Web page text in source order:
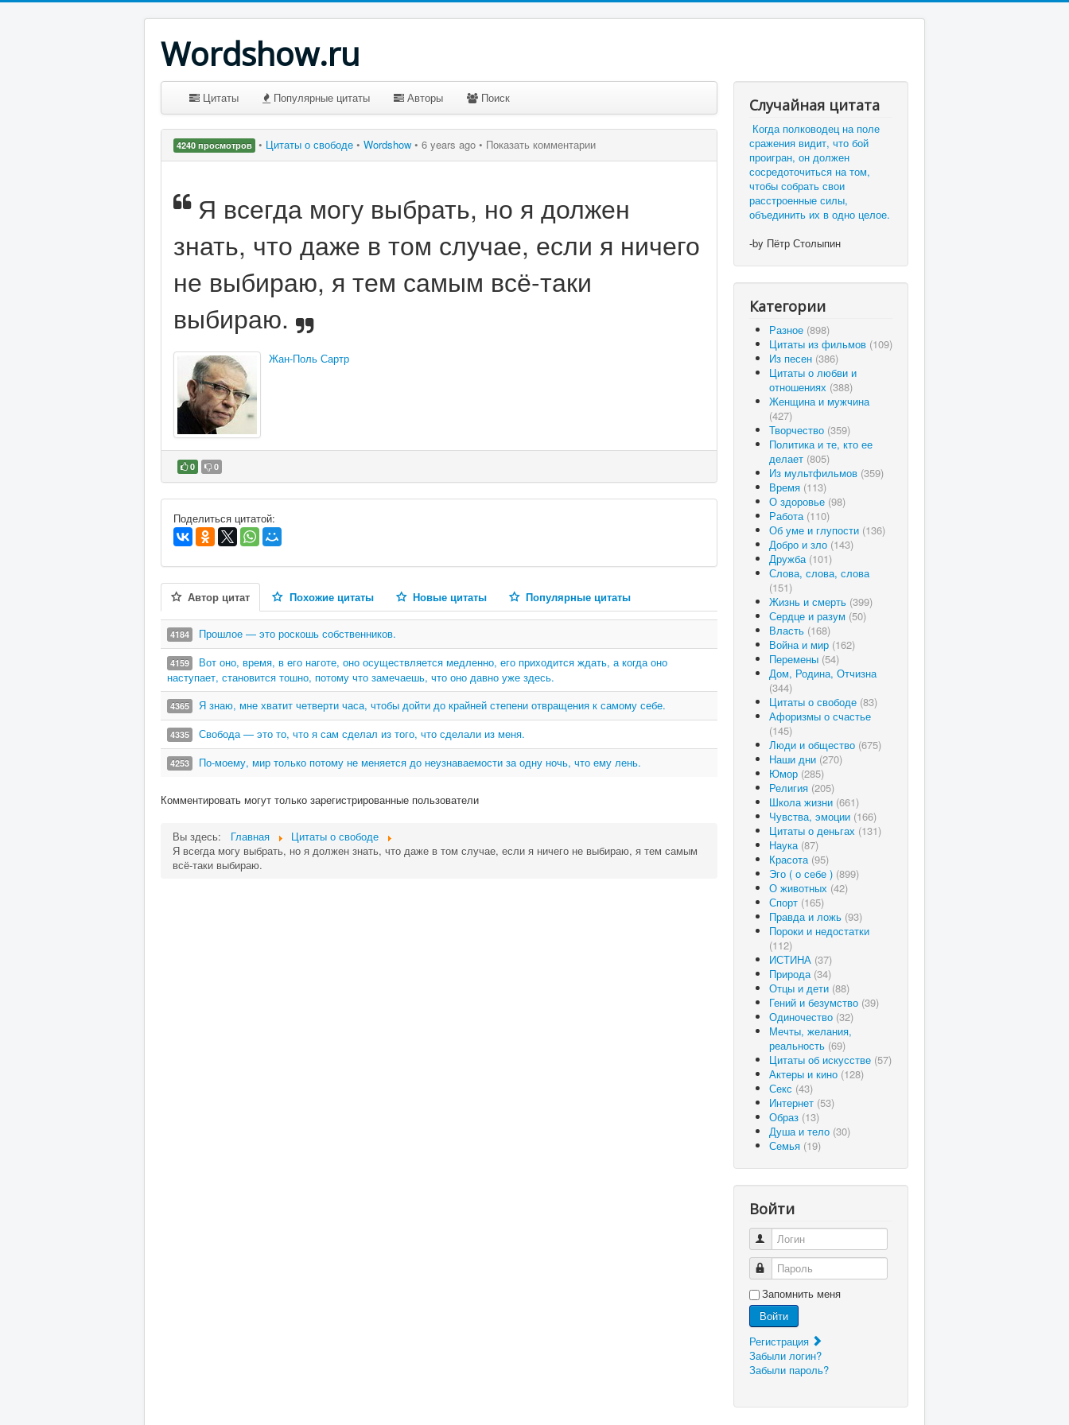
Wordshow.ru
Цитаты Популярные цитаты Авторы Поиск
4240 просмотров • Цитаты о свободе • Wordshow • 6 years ago • Показать комментарии
Я всегда могу выбрать, но я должен
знать, что даже в том случае, если я ничего
не выбираю, я тем самым всё-таки
выбираю.
Жан-Поль Сартр
0 0
В избранное
Поделиться цитатой:
Автор цитат Похожие цитаты Новые цитаты Популярные цитаты
4184 Прошлое — это роскошь собственников.
4159
Вот оно, время, в его наготе, оно осуществляется медленно, его приходится ждать, а когда оно
наступает, становится тошно, потому что замечаешь, что оно давно уже здесь.
4365 Я знаю, мне хватит четверти часа, чтобы дойти до крайней степени отвращения к самому себе.
4335 Свобода — это то, что я сам сделал из того, что сделали из меня.
4253 По-моему, мир только потому не меняется до неузнаваемости за одну ночь, что ему лень.
Комментировать могут только зарегистрированные пользователи
Вы здесь: Главная
Цитаты о свободе
Я всегда могу выбрать, но я должен знать, что даже в том случае, если я ничего не выбираю, я тем самым
всё-таки выбираю.
Случайная цитата
Когда полководец на поле
сражения видит, что бой
проигран, он должен
сосредоточиться на том,
чтобы собрать свои
расстроенные силы,
объединить их в одно целое.
-by Пётр Столыпин
Категории
Разное (898)
Цитаты из фильмов (109)
Из песен (386)
Цитаты о любви и
отношениях (388)
Женщина и мужчина
(427)
Творчество (359)
Политика и те, кто ее
делает (805)
Из мультфильмов (359)
Время (113)
О здоровье (98)
Работа (110)
Об уме и глупости (136)
Добро и зло (143)
Дружба (101)
Слова, слова, слова
(151)
Жизнь и смерть (399)
Сердце и разум (50)
Власть (168)
Война и мир (162)
Перемены (54)
Дом, Родина, Отчизна
(344)
Цитаты о свободе (83)
Афоризмы о счастье
(145)
Люди и общество (675)
Наши дни (270)
Юмор (285)
Религия (205)
Школа жизни (661)
Чувства, эмоции (166)
Цитаты о деньгах (131)
Наука (87)
Красота (95)
Эго ( о себе ) (899)
О животных (42)
Спорт (165)
Правда и ложь (93)
Пороки и недостатки
(112)
ИСТИНА (37)
Природа (34)
Отцы и дети (88)
Гений и безумство (39)
Одиночество (32)
Мечты, желания,
реальность (69)
Цитаты об искусстве (57)
Актеры и кино (128)
Секс (43)
Интернет (53)
Образ (13)
Душа и тело (30)
Семья (19)
Войти
Логин
Пароль
Запомнить меня
Войти
Регистрация
Забыли логин?
Забыли пароль?